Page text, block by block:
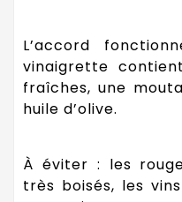
L’accord
vinaigrette
fraîches, une
huile d’olive.
À éviter : les
très boisés, les